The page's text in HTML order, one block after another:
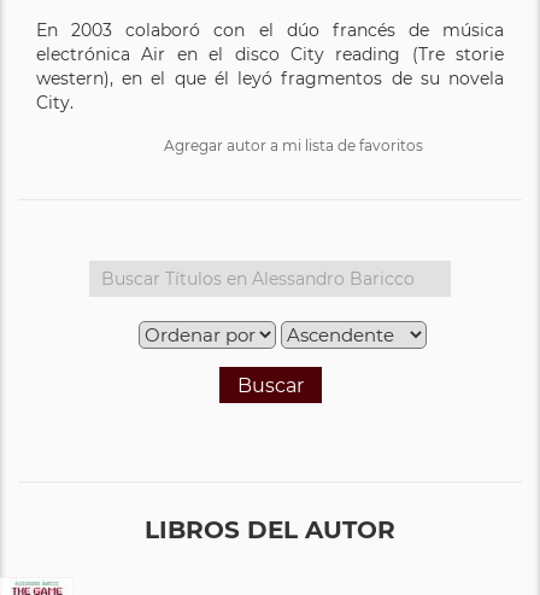
En 2003 colaboró con el dúo francés de música
electrónica Air en el disco City reading (Tre storie
western), en el que él leyó fragmentos de su novela
City.
Agregar autor a mi lista de favoritos
Buscar
LIBROS DEL AUTOR